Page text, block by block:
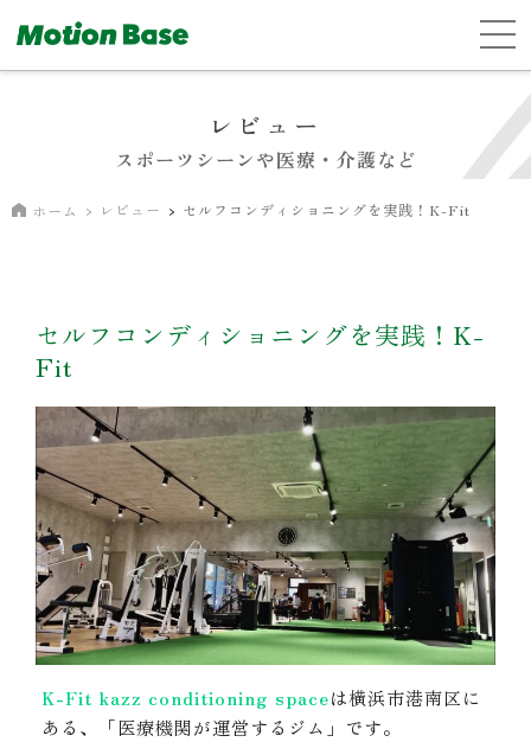
レビュー
スポーツシーンや医療・介護など
ホーム レビュー セルフコンディショニングを実践！K-Fit
セルフコンディショニングを実践！K-
Fit
K-Fit kazz conditioning spaceは横浜市港南区に
ある、「医療機関が運営するジム」です。